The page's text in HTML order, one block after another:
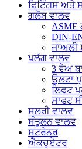
ਫਿਟਿੰਗਸ ਅਤੇ
ਗਲੋਬ ਵਾਲਵ
ASME
DIN-
ਜਾਅਲੀ
ਪਲੱਗ ਵਾਲਵ
3 ਵੇਅ
ਉਲਟਾ
ਲਿਫਟ
ਸਾਫਟ
ਸਲਰੀ ਵਾਲਵ
ਸੰਤੁਲਨ ਵਾਲਵ
ਸਟਰੇਨਰ
ਐਕਚੁਏਟਰ